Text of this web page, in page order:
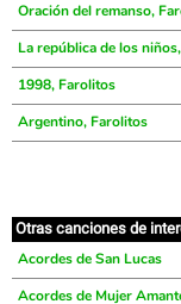
Oración del remanso,
La república de los
1998, Farolitos
Argentino, Farolitos
Otras canciones de
Acordes de San Lucas
Acordes de Mujer